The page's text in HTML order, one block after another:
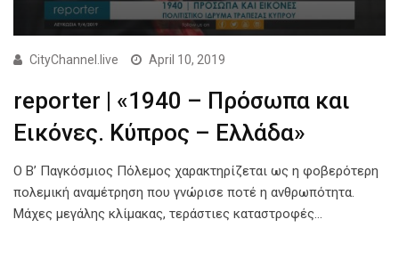
CityChannel.live April 10, 2019
reporter | «1940 – Πρόσωπα και
Εικόνες. Kύπρος – Ελλάδα»
Ο Β’ Παγκόσμιος Πόλεμος χαρακτηρίζεται ως η φοβερότερη
πολεμική αναμέτρηση που γνώρισε ποτέ η ανθρωπότητα.
Μάχες μεγάλης κλίμακας, τεράστιες καταστροφές…